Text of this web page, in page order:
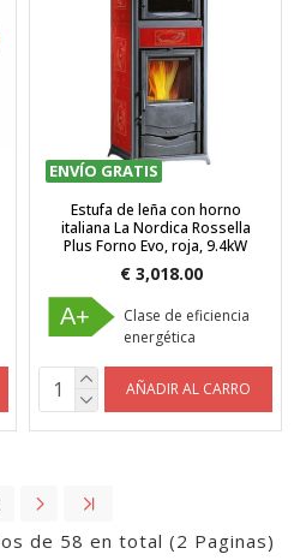
ENVÍO GRATIS
Estufa de leña con horno
italiana La Nordica Rossella
Plus Forno Evo, roja, 9.4kW
€ 3,018.00
A+
Clase de eficiencia
energética
AÑADIR AL CARRO
de 58 en total (2 Paginas)